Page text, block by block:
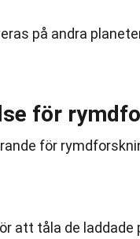
på andra
för
för
att tåla de